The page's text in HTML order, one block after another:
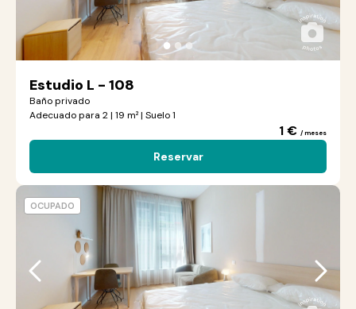
●●●
Estudio L - 108
Baño privado
Adecuado para 2 | 19 m² | Suelo 1
1 € / meses
Reservar
OCUPADO